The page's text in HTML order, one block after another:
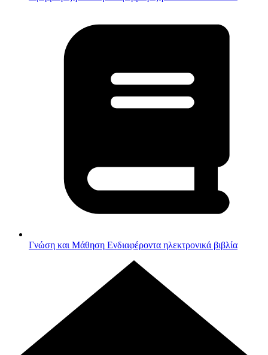
Γνώση και Μάθηση Ενδιαφέροντα ηλεκτρονικά βιβλία